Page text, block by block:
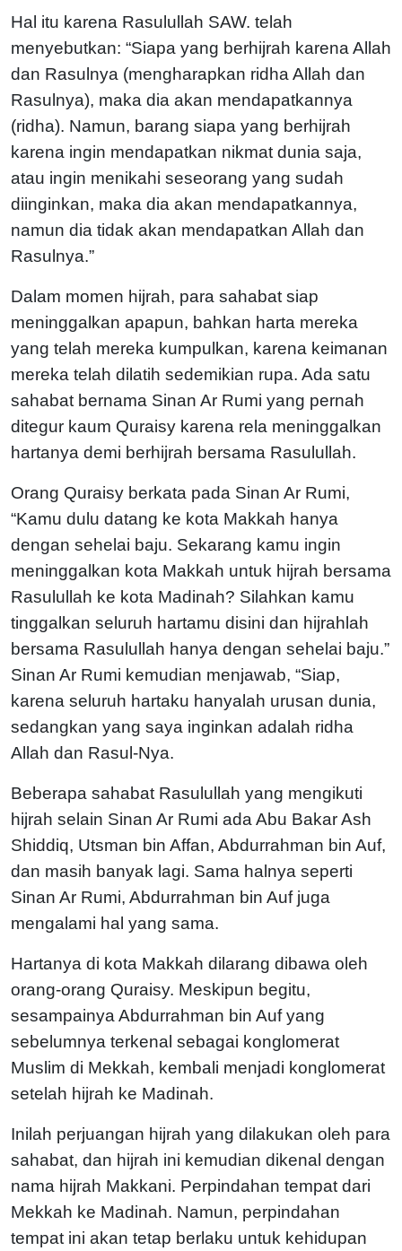
Hal itu karena Rasulullah SAW. telah
menyebutkan: “Siapa yang berhijrah karena Allah
dan Rasulnya (mengharapkan ridha Allah dan
Rasulnya), maka dia akan mendapatkannya
(ridha). Namun, barang siapa yang berhijrah
karena ingin mendapatkan nikmat dunia saja,
atau ingin menikahi seseorang yang sudah
diinginkan, maka dia akan mendapatkannya,
namun dia tidak akan mendapatkan Allah dan
Rasulnya.”
Dalam momen hijrah, para sahabat siap
meninggalkan apapun, bahkan harta mereka
yang telah mereka kumpulkan, karena keimanan
mereka telah dilatih sedemikian rupa. Ada satu
sahabat bernama Sinan Ar Rumi yang pernah
ditegur kaum Quraisy karena rela meninggalkan
hartanya demi berhijrah bersama Rasulullah.
Orang Quraisy berkata pada Sinan Ar Rumi,
“Kamu dulu datang ke kota Makkah hanya
dengan sehelai baju. Sekarang kamu ingin
meninggalkan kota Makkah untuk hijrah bersama
Rasulullah ke kota Madinah? Silahkan kamu
tinggalkan seluruh hartamu disini dan hijrahlah
bersama Rasulullah hanya dengan sehelai baju.”
Sinan Ar Rumi kemudian menjawab, “Siap,
karena seluruh hartaku hanyalah urusan dunia,
sedangkan yang saya inginkan adalah ridha
Allah dan Rasul-Nya.
Beberapa sahabat Rasulullah yang mengikuti
hijrah selain Sinan Ar Rumi ada Abu Bakar Ash
Shiddiq, Utsman bin Affan, Abdurrahman bin Auf,
dan masih banyak lagi. Sama halnya seperti
Sinan Ar Rumi, Abdurrahman bin Auf juga
mengalami hal yang sama.
Hartanya di kota Makkah dilarang dibawa oleh
orang-orang Quraisy. Meskipun begitu,
sesampainya Abdurrahman bin Auf yang
sebelumnya terkenal sebagai konglomerat
Muslim di Mekkah, kembali menjadi konglomerat
setelah hijrah ke Madinah.
Inilah perjuangan hijrah yang dilakukan oleh para
sahabat, dan hijrah ini kemudian dikenal dengan
nama hijrah Makkani. Perpindahan tempat dari
Mekkah ke Madinah. Namun, perpindahan
tempat ini akan tetap berlaku untuk kehidupan